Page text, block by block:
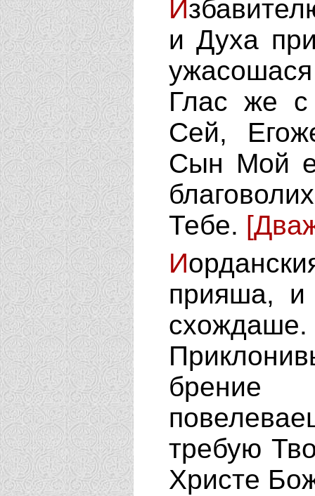
И
и Духа
Глас же с
Сей,
Сын Мой
Тебе.
И
прияша, и
требую
Христе